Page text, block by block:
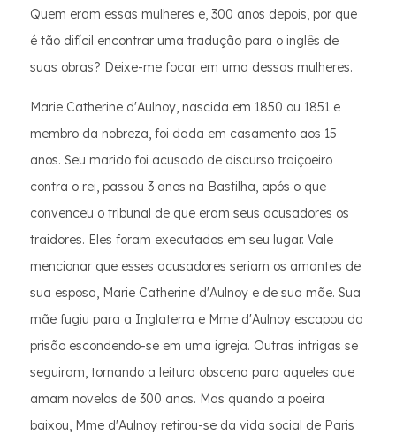
Quem eram essas mulheres e, 300 anos depois, por que
é tão difícil encontrar uma tradução para o inglês de
suas obras? Deixe-me focar em uma dessas mulheres.
Marie Catherine d'Aulnoy, nascida em 1850 ou 1851 e
membro da nobreza, foi dada em casamento aos 15
anos. Seu marido foi acusado de discurso traiçoeiro
contra o rei, passou 3 anos na Bastilha, após o que
convenceu o tribunal de que eram seus acusadores os
traidores. Eles foram executados em seu lugar. Vale
mencionar que esses acusadores seriam os amantes de
sua esposa, Marie Catherine d'Aulnoy e de sua mãe. Sua
mãe fugiu para a Inglaterra e Mme d'Aulnoy escapou da
prisão escondendo-se em uma igreja. Outras intrigas se
seguiram, tornando a leitura obscena para aqueles que
amam novelas de 300 anos. Mas quando a poeira
baixou, Mme d'Aulnoy retirou-se da vida social de Paris